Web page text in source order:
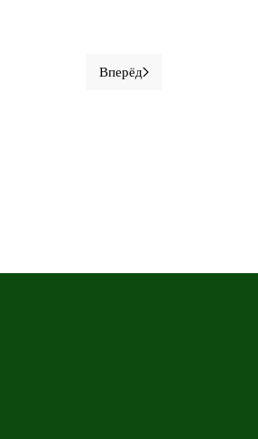
Следующий материал:
Вперёд